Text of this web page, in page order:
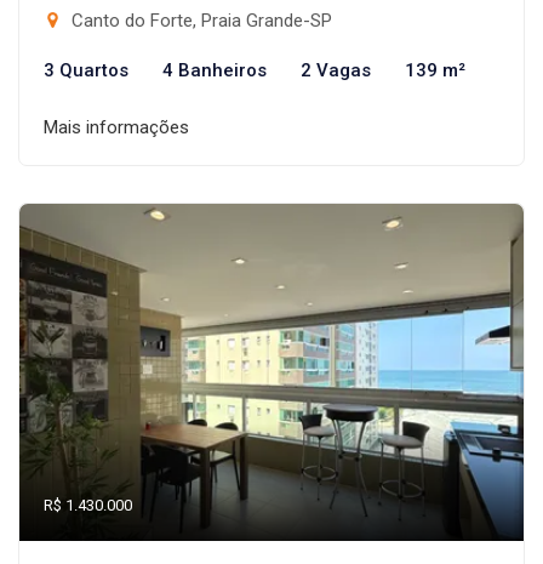
Canto do Forte, Praia Grande-SP
3 Quartos 4 Banheiros 2 Vagas 139 m²
Mais informações
R$ 1.430.000